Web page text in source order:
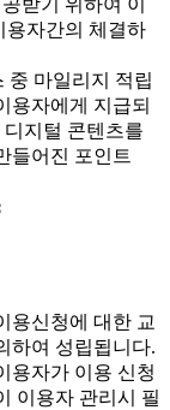
받기 위하여 이
용자간의 체결하
중 마일리지 적립
용자에게 지급되
디지털 콘텐츠를
들어진 포인트
용신청에 대한 교
하여 성립됩니다.
용자가 이용 신청
이용자 관리시 필